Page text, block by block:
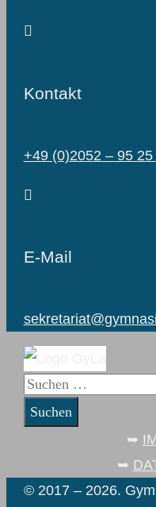
Kontakt
+49 (0)2052 – 95 25
E-Mail
Suchen
nach:
➥
➥
© 2017 – 2026.